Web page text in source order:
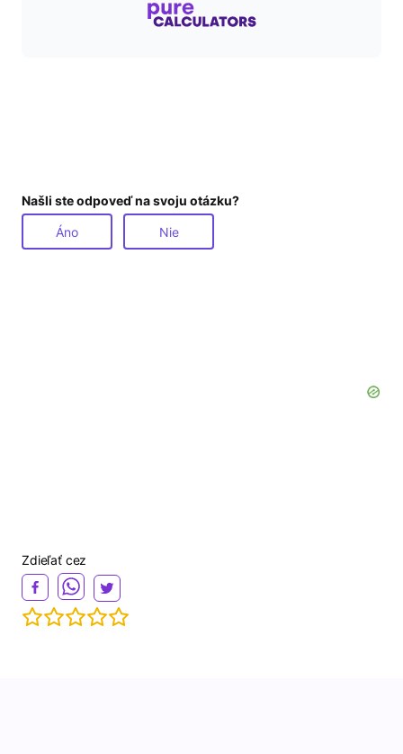
Našli ste odpoveď na svoju otázku?
Áno Nie
Zdieľať cez